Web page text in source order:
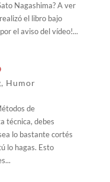
Nagashima? A ver
el libro bajo
el aviso del vídeo!...
, Humor
de
técnica, debes
lo bastante cortés
lo hagas. Esto